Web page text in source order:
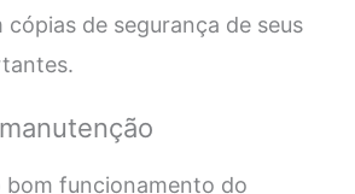
cópias de segurança de seus
bom funcionamento do